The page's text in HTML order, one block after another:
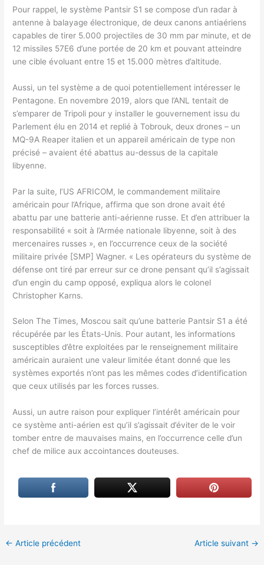
Pour rappel, le système Pantsir S1 se compose d’un radar à
antenne à balayage électronique, de deux canons antiaériens
capables de tirer 5.000 projectiles de 30 mm par minute, et de
12 missiles 57E6 d’une portée de 20 km et pouvant atteindre
une cible évoluant entre 15 et 15.000 mètres d’altitude.
Aussi, un tel système a de quoi potentiellement intéresser le
Pentagone. En novembre 2019, alors que l’ANL tentait de
s’emparer de Tripoli pour y installer le gouvernement issu du
Parlement élu en 2014 et replié à Tobrouk, deux drones – un
MQ-9A Reaper italien et un appareil américain de type non
précisé – avaient été abattus au-dessus de la capitale
libyenne.
Par la suite, l’US AFRICOM, le commandement militaire
américain pour l’Afrique, affirma que son drone avait été
abattu par une batterie anti-aérienne russe. Et d’en attribuer la
responsabilité « soit à l’Armée nationale libyenne, soit à des
mercenaires russes », en l’occurrence ceux de la société
militaire privée [SMP] Wagner. « Les opérateurs du système de
défense ont tiré par erreur sur ce drone pensant qu’il s’agissait
d’un engin du camp opposé, expliqua alors le colonel
Christopher Karns.
Selon The Times, Moscou sait qu’une batterie Pantsir S1 a été
récupérée par les États-Unis. Pour autant, les informations
susceptibles d’être exploitées par le renseignement militaire
américain auraient une valeur limitée étant donné que les
systèmes exportés n’ont pas les mêmes codes d’identification
que ceux utilisés par les forces russes.
Aussi, un autre raison pour expliquer l’intérêt américain pour
ce système anti-aérien est qu’il s’agissait d’éviter de le voir
tomber entre de mauvaises mains, en l’occurrence celle d’un
chef de milice aux accointances douteuses.
← Article précédent Article suivant →